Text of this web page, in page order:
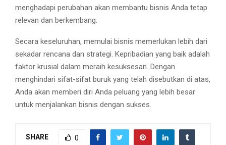
menghadapi perubahan akan membantu bisnis Anda tetap
relevan dan berkembang.
Secara keseluruhan, memulai bisnis memerlukan lebih dari
sekadar rencana dan strategi. Kepribadian yang baik adalah
faktor krusial dalam meraih kesuksesan. Dengan
menghindari sifat-sifat buruk yang telah disebutkan di atas,
Anda akan memberi diri Anda peluang yang lebih besar
untuk menjalankan bisnis dengan sukses.
SHARE 0